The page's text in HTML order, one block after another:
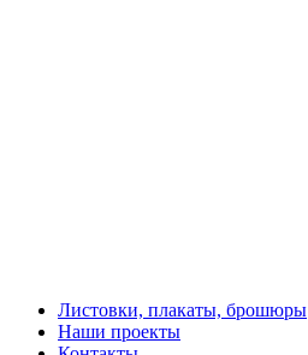
Листовки, плакаты, брошюры
Наши проекты